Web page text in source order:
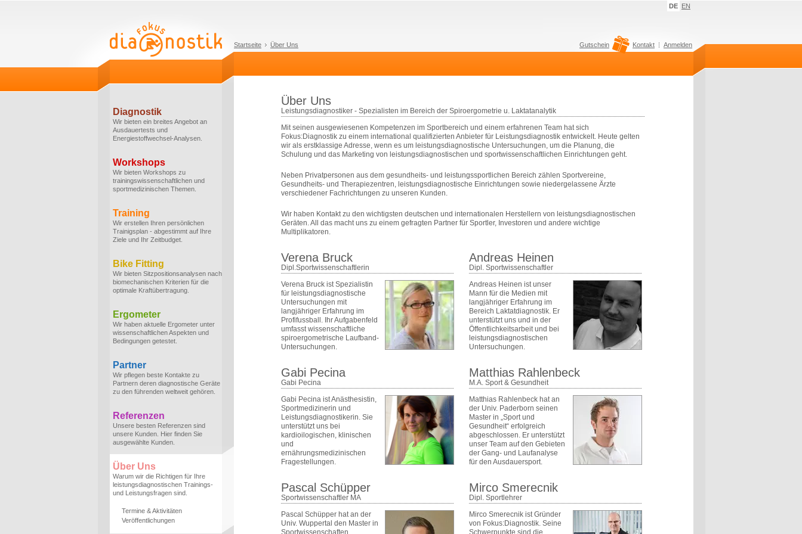
DE EN
Startseite Über Uns Gutschein Kontakt Anmelden
Diagnostik
Wir bieten ein breites Angebot an
Ausdauertests und
Energiestoffwechsel-Analysen.
Workshops
Wir bieten Workshops zu
trainingswissenschaftlichen und
sportmedizinischen Themen.
Training
Wir erstellen Ihren persönlichen
Trainigsplan - abgestimmt auf Ihre
Ziele und Ihr Zeitbudget.
Bike Fitting
Wir bieten Sitzpositionsanalysen nach
biomechanischen Kriterien für die
optimale Kraftübertragung.
Ergometer
Wir haben aktuelle Ergometer unter
wissenschaftlichen Aspekten und
Bedingungen getestet.
Partner
Wir pflegen beste Kontakte zu
Partnern deren diagnostische Geräte
zu den führenden weltweit gehören.
Referenzen
Unsere besten Referenzen sind
unsere Kunden. Hier finden Sie
ausgewählte Kunden.
Über Uns
Warum wir die Richtigen für Ihre
leistungsdiagnostischen Trainings-
und Leistungsfragen sind.
Termine & Aktivitäten
Veröffentlichungen
Über Uns
Leistungsdiagnostiker - Spezialisten im Bereich der Spiroergometrie u. Laktatanalytik
Mit seinen ausgewiesenen Kompetenzen im Sportbereich und einem erfahrenen Team hat sich
Fokus:Diagnostik zu einem international qualifizierten Anbieter für Leistungsdiagnostik entwickelt. Heute gelten
wir als erstklassige Adresse, wenn es um leistungsdiagnostische Untersuchungen, um die Planung, die
Schulung und das Marketing von leistungsdiagnostischen und sportwissenschaftlichen Einrichtungen geht.
Neben Privatpersonen aus dem gesundheits- und leistungssportlichen Bereich zählen Sportvereine,
Gesundheits- und Therapiezentren, leistungsdiagnostische Einrichtungen sowie niedergelassene Ärzte
verschiedener Fachrichtungen zu unseren Kunden.
Wir haben Kontakt zu den wichtigsten deutschen und internationalen Herstellern von leistungsdiagnostischen
Geräten. All das macht uns zu einem gefragten Partner für Sportler, Investoren und andere wichtige
Multiplikatoren.
Verena Bruck
Dipl.Sportwissenschaftlerin
Verena Bruck ist Spezialistin
für leistungsdiagnostische
Untersuchungen mit
langjähriger Erfahrung im
Profifussball. Ihr Aufgabenfeld
umfasst wissenschaftliche
spiroergometrische Laufband-
Untersuchungen.
Gabi Pecina
Gabi Pecina
Gabi Pecina ist Anästhesistin,
Sportmedizinerin und
Leistungsdiagnostikerin. Sie
unterstützt uns bei
kardioilogischen, klinischen
und
ernährungsmedizinischen
Fragestellungen.
Andreas Heinen
Dipl. Sportwissenschaftler
Andreas Heinen ist unser
Mann für die Medien mit
langjähriger Erfahrung im
Bereich Laktatdiagnostik. Er
unterstützt uns und in der
Öffentlichkeitsarbeit und bei
leistungsdiagnostischen
Untersuchungen.
Matthias Rahlenbeck
M.A. Sport & Gesundheit
Matthias Rahlenbeck hat an
der Univ. Paderborn seinen
Master in „Sport und
Gesundheit“ erfolgreich
abgeschlossen. Er unterstützt
unser Team auf den Gebieten
der Gang- und Laufanalyse
für den Ausdauersport.
Pascal Schüpper
Sportwissenschaftler MA
Pascal Schüpper hat an der
Univ. Wuppertal den Master in
Sportwissenschaften
Mirco Smerecnik
Dipl. Sportlehrer
Mirco Smerecnik ist Gründer
von Fokus:Diagnostik. Seine
Schwerpunkte sind die